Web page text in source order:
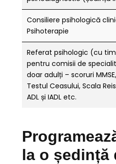
Consiliere psihologică
Psihoterapie
Referat psihologic (cu
pentru comisii de
doar adulți – scoruri MMSE,
Testul Ceasului, Scala
ADL și IADL etc.
la o ședință